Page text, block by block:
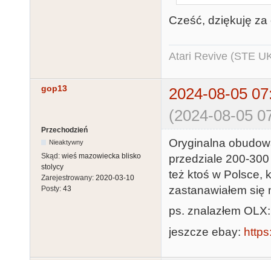
Cześć, dziękuję za
Atari Revive (STE
gop13
2024-08-05
(2024-08-05
Przechodzień
Nieaktywny
Skąd: wieś mazowiecka blisko
stolycy
Zarejestrowany: 2020-03-10
Posty: 43
Oryginalna
przedziale 200-
też ktoś w Polsce,
zastanawiałem się
ps. znalazłem
jeszcze ebay: